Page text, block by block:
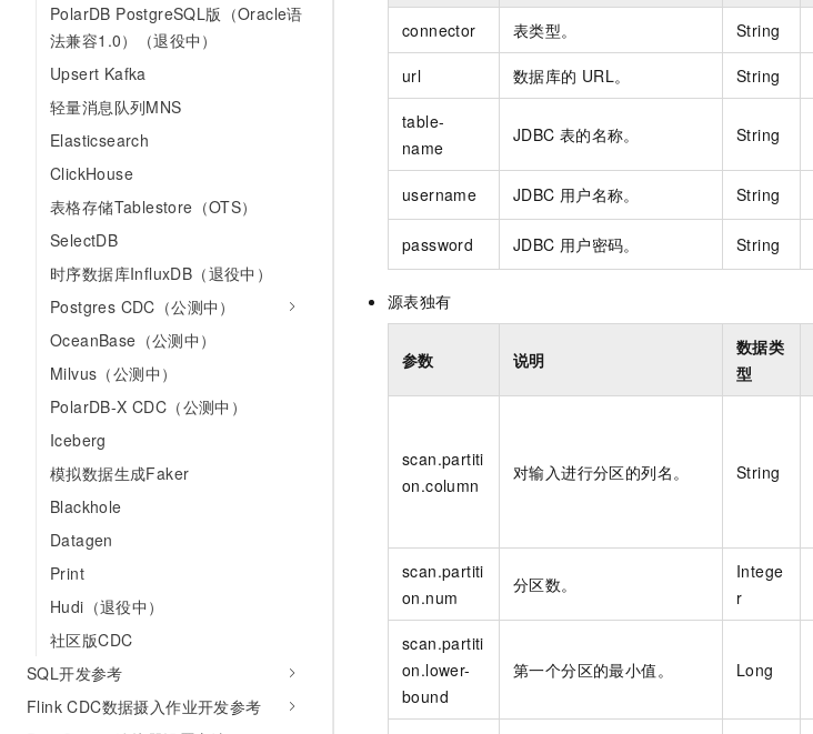
PolarDB PostgreSQL版（Oracle语
法兼容1.0）（退役中）
Upsert Kafka
轻量消息队列MNS
Elasticsearch
ClickHouse
表格存储Tablestore（OTS）
SelectDB
时序数据库InfluxDB（退役中）
Postgres CDC（公测中）
OceanBase（公测中）
Milvus（公测中）
PolarDB-X CDC（公测中）
Iceberg
模拟数据生成Faker
Blackhole
Datagen
Print
Hudi（退役中）
社区版CDC
SQL开发参考
Flink CDC数据摄入作业开发参考
connector 表类型。 String
url 数据库的 URL。 String
table-
name
JDBC 表的名称。 String
username JDBC 用户名称。 String
password JDBC 用户密码。 String
源表独有
参数 说明
数据类
型
scan.partiti
on.column
对输入进行分区的列名。 String
scan.partiti
on.num
分区数。
Intege
r
scan.partiti
on.lower-
bound
第一个分区的最小值。 Long